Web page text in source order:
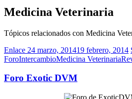
Medicina Veterinaria
Tópicos relacionados con Medicina
Enlace 24 marzo, 201419 febrero, 2014
ForoIntercambioMedicina Veterinaria
Foro Exotic DVM